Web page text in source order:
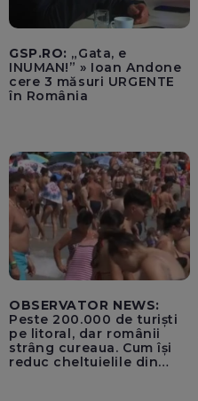
GSP.RO: „Gata, e
INUMAN!” » Ioan Andone
cere 3 măsuri URGENTE
în România
OBSERVATOR NEWS:
Peste 200.000 de turiști
pe litoral, dar românii
strâng cureaua. Cum își
reduc cheltuielile din